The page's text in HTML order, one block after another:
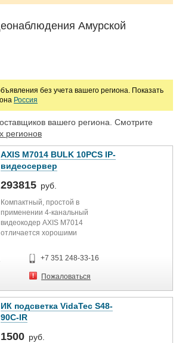
Оптика и освещение для систем охраны
видеонаблюдения
Амурской
без учета вашего региона. Показать
Россия
вашего региона. Смотрите
регионов
AXIS M7014 BULK 10PCS IP-
видеосервер
293815 руб.
Компактный, простой в
применении 4-канальный
видеокодер AXIS M7014
отличается хорошими
упрощает переход на сетевое
видео без необходимости
модернизировать действующие
Видеовход 4
Количество каналов видео 4
+7 351 248-33-16
Пожаловаться
ИК подсветка VidaTec S48-
90C-IR
1500 руб.